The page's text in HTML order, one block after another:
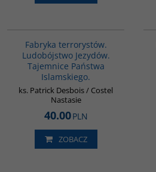
Fabryka terrorystów.
Ludobójstwo Jezydów.
Tajemnice Państwa
Islamskiego.
ks. Patrick Desbois / Costel
Nastasie
40.00PLN
ZOBACZ